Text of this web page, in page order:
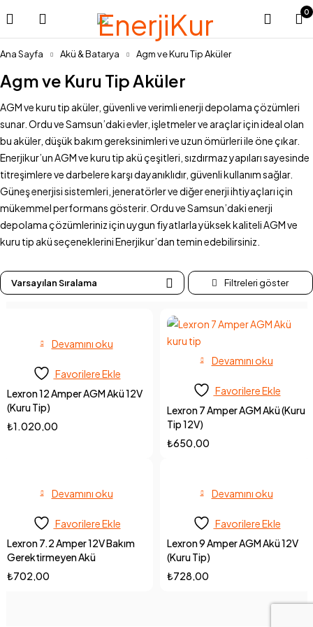
0
Ana Sayfa Akü & Batarya Agm ve Kuru Tip Aküler
Agm ve Kuru Tip Aküler
AGM ve kuru tip aküler, güvenli ve verimli enerji depolama çözümleri
sunar. Ordu ve Samsun’daki evler, işletmeler ve araçlar için ideal olan
bu aküler, düşük bakım gereksinimleri ve uzun ömürleri ile öne çıkar.
Enerjikur’un AGM ve kuru tip akü çeşitleri, sızdırmaz yapıları sayesinde
titreşimlere ve darbelere karşı dayanıklıdır, güvenli kullanım sağlar.
Güneş enerjisi sistemleri, jeneratörler ve diğer enerji ihtiyaçları için
mükemmel performans gösterir. Ordu ve Samsun’daki enerji
depolama çözümleriniz için uygun fiyatlarla yüksek kaliteli AGM ve
kuru tip akü seçeneklerini Enerjikur’dan temin edebilirsiniz.
Varsayılan Sıralama
Devamını oku
Favorilere Ekle
Lexron 12 Amper AGM Akü 12V
(Kuru Tip)
₺1.020,00
Devamını oku
Favorilere Ekle
Lexron 7 Amper AGM Akü (Kuru
Tip 12V)
₺650,00
Devamını oku
Favorilere Ekle
Lexron 7.2 Amper 12V Bakım
Gerektirmeyen Akü
₺702,00
Devamını oku
Favorilere Ekle
Lexron 9 Amper AGM Akü 12V
(Kuru Tip)
₺728,00